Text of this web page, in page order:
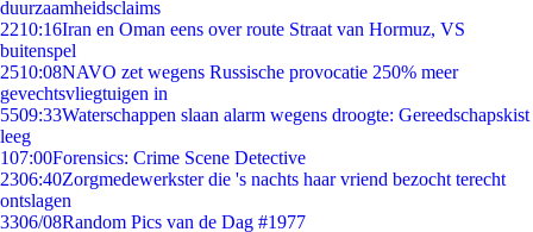
duurzaamheidsclaims
2210:16Iran en Oman eens over route Straat van Hormuz, VS
buitenspel
2510:08NAVO zet wegens Russische provocatie 250% meer
gevechtsvliegtuigen in
5509:33Waterschappen slaan alarm wegens droogte: Gereedschapskist
leeg
107:00Forensics: Crime Scene Detective
2306:40Zorgmedewerkster die 's nachts haar vriend bezocht terecht
ontslagen
3306/08Random Pics van de Dag #1977